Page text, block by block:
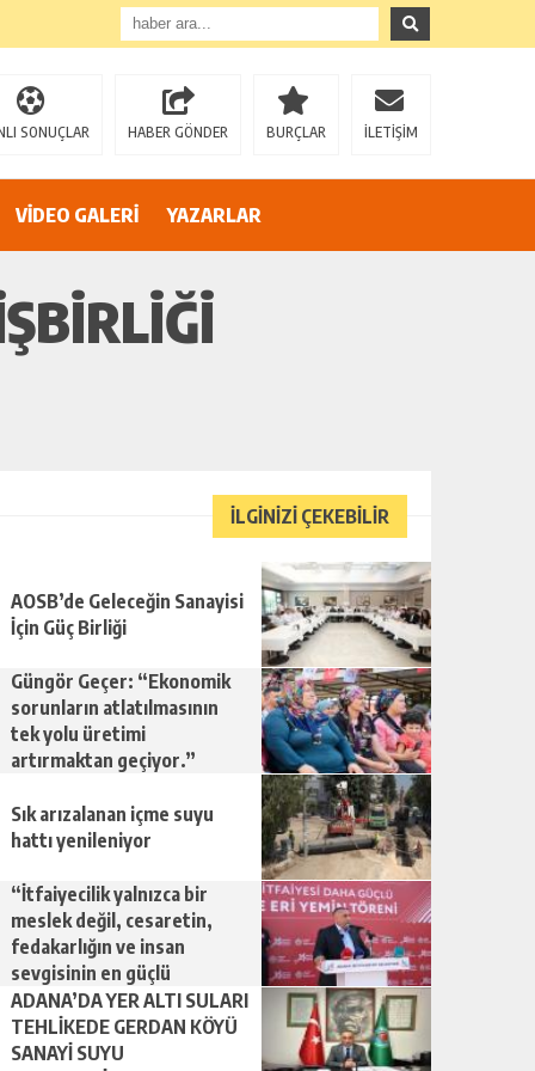
SONUÇLAR HABER GÖNDER BURÇLAR İLETİŞİM
VİDEO GALERİ YAZARLAR
İLGİNİZİ ÇEKEBİLİR
AOSB’de Geleceğin Sanayisi
İçin Güç Birliği
Güngör Geçer: “Ekonomik
sorunların atlatılmasının
tek yolu üretimi
artırmaktan geçiyor.”
Sık arızalanan içme suyu
hattı yenileniyor
“İtfaiyecilik yalnızca bir
meslek değil, cesaretin,
fedakarlığın ve insan
sevgisinin en güçlü
temsilidir.”
ADANA’DA YER ALTI SULARI
TEHLİKEDE GERDAN KÖYÜ
SANAYİ SUYU